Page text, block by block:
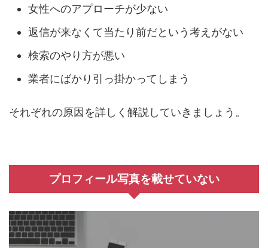
女性へのアプローチが少ない
返信が来なくて当たり前だという考えがない
検索のやり方が悪い
業者にばかり引っ掛かってしまう
それぞれの原因を詳しく解説していきましょう。
プロフィール写真を載せていない